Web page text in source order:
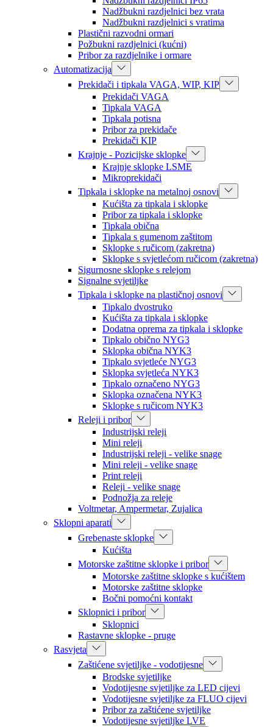
Nadžbukni razdjelnici bez vrata
Nadžbukni razdjelnici s vratima
Plastični razvodni ormari
Požbukni razdjelnici (kućni)
Pribor za razdjelnike i ormare
Automatizacija
Prekidači i tipkala VAGA, WIP, KIP
Prekidači VAGA
Tipkala VAGA
Tipkala potisna
Pribor za prekidače
Prekidači KIP
Krajnje - Pozicijske sklopke
Krajnje sklopke LSME
Mikroprekidači
Tipkala i sklopke na metalnoj osnovi
Kućišta za tipkala i sklopke
Pribor za tipkala i sklopke
Tipkala obična
Tipkala s gumenom zaštitom
Sklopke s ručicom (zakretna)
Sklopke s svjetlećom ručicom (zakretna)
Sigurnosne sklopke s relejom
Signalne svjetiljke
Tipkala i sklopke na plastičnoj osnovi
Tipkalo dvostruko
Kućišta za tipkala i sklopke
Dodatna oprema za tipkala i sklopke
Tipkalo obično NYG3
Sklopka obična NYK3
Tipkalo svjetleće NYG3
Sklopka svjetleća NYK3
Tipkalo označeno NYG3
Sklopka označena NYK3
Sklopke s ručicom NYK3
Releji i pribor
Industrijski releji
Mini releji
Industrijski releji - velike snage
Mini releji - velike snage
Print releji
Releji - velike snage
Podnožja za releje
Voltmetar, Ampermetar, Zujalica
Sklopni aparati
Grebenaste sklopke
Kućišta
Motorske zaštitne sklopke i pribor
Motorske zaštitne sklopke s kućištem
Motorske zaštitne sklopke
Bočni pomoćni kontakt
Sklopnici i pribor
Sklopnici
Rastavne sklopke - pruge
Rasvjeta
Zaštićene svjetiljke - vodotijesne
Brodske svjetiljke
Vodotijesne svjetiljke za LED cijevi
Vodotijesne svjetiljke za FLUO cijevi
Pribor za zaštićene svjetiljke
Vodotijesne svjetiljke LVE